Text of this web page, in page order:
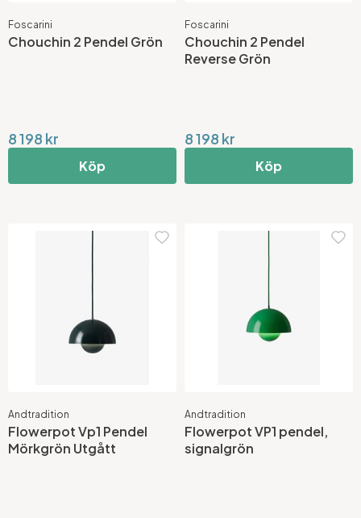
Foscarini
Chouchin 2 Pendel Grön
8 198 kr
Köp
Foscarini
Chouchin 2 Pendel
Reverse Grön
8 198 kr
Köp
Andtradition
Flowerpot Vp1 Pendel
Mörkgrön Utgått
Andtradition
Flowerpot VP1 pendel,
signalgrön